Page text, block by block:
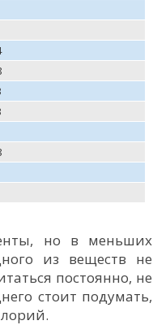
но в меньших
из веществ не
постоянно, не
стоит подумать,